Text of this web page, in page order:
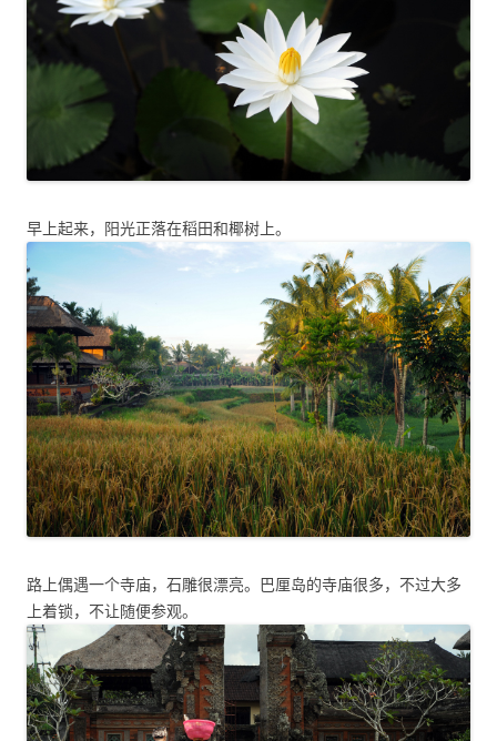
早上起来，阳光正落在稻田和椰树上。
路上偶遇一个寺庙，石雕很漂亮。巴厘岛的寺庙很多，不过大多
上着锁，不让随便参观。